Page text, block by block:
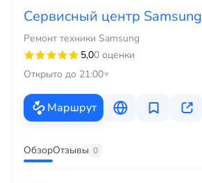
Сервисный центр Samsung
Ремонт техники Samsung
5,00 оценки
Открыто до 21:00
Маршрут
ОбзорОтзывы 0